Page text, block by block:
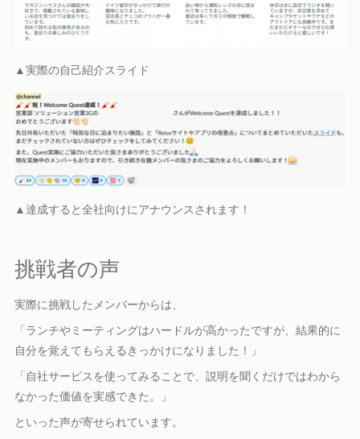
▲実際の自己紹介スライド
▲達成すると全社向けにアナウンスされます！
挑戦者の声
実際に挑戦したメンバーからは、
「ランチやミーティングはハードルが高かったですが、結果的に
自分を覚えてもらえるきっかけになりました！」
「自社サービスを使ってみることで、説明を聞くだけではわから
なかった価値を実感できた。」
といった声が寄せられています。